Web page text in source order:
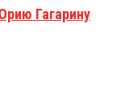
Гагарину